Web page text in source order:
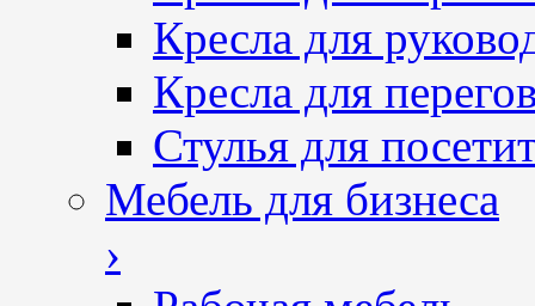
Кресла для
Кресла для
Стулья для
Мебель для бизнеса
›